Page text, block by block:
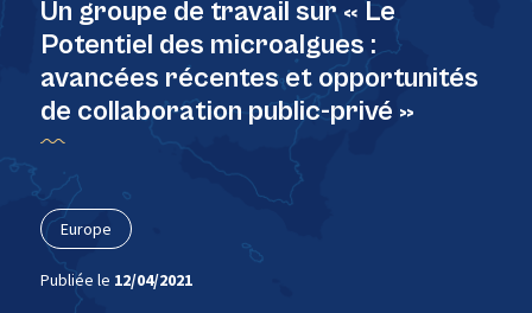
Un groupe de travail sur « Le
Potentiel des microalgues :
avancées récentes et opportunités
de collaboration public-privé »
Europe
Publiée le 12/04/2021